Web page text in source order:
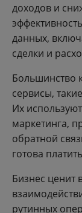
доходов и
данных,
сделки и
Большинство
сервисы,
Их
маркетинга,
обратной
готова
Бизнес ценит
рутинных